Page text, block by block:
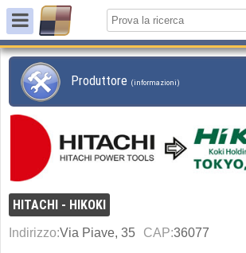
Produttore (informazioni)
HITACHI - HIKOKI
Indirizzo:Via Piave, 35 CAP:36077